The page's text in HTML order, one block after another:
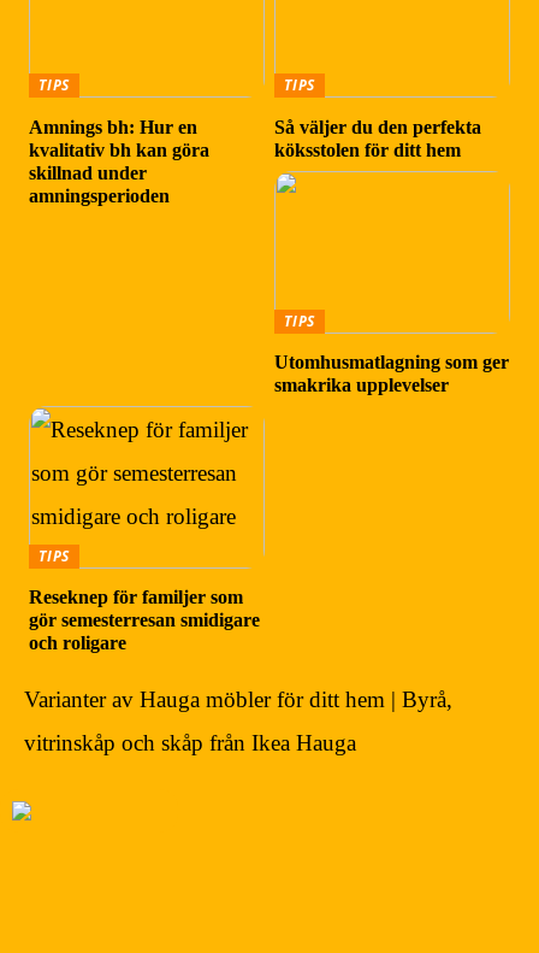
TIPS
Amnings bh: Hur en
kvalitativ bh kan göra
skillnad under
amningsperioden
TIPS
Så väljer du den perfekta
köksstolen för ditt hem
TIPS
Utomhusmatlagning som ger
smakrika upplevelser
TIPS
Reseknep för familjer som
gör semesterresan smidigare
och roligare
Varianter av Hauga möbler för ditt hem | Byrå,
vitrinskåp och skåp från Ikea Hauga